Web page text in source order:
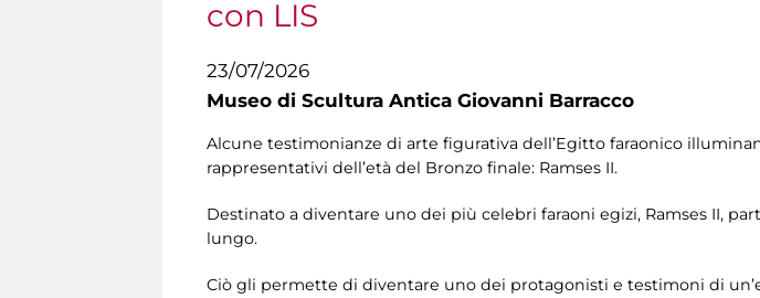
con LIS
23/07/2026
Museo di Scultura Antica Giovanni Barracco
Alcune testimonianze di arte figurativa dell’Egitto faraonico
rappresentativi dell’età del Bronzo finale: Ramses II.
Destinato a diventare uno dei più celebri faraoni egizi, Ramses II,
lungo.
Ciò gli permette di diventare uno dei protagonisti e testimoni di